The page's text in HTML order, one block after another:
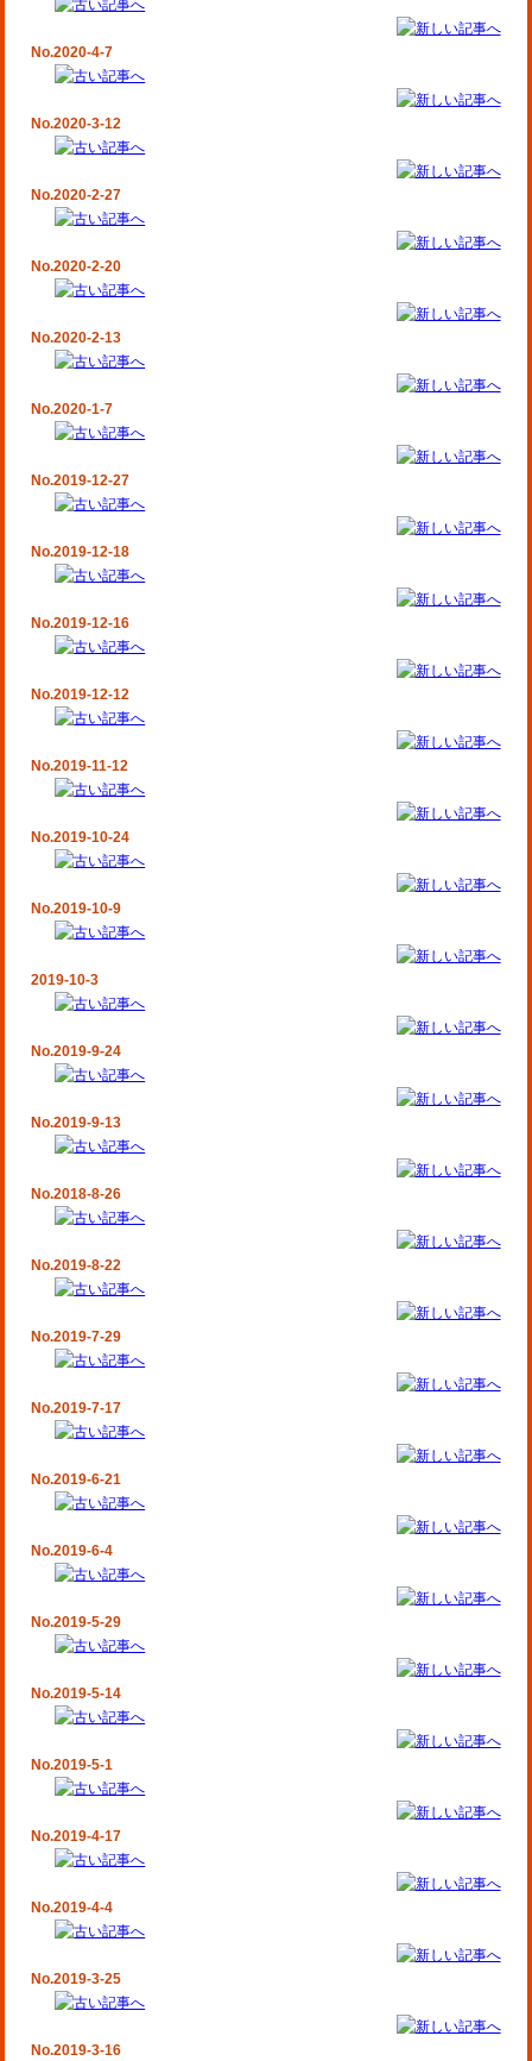
No.2020-4-7
No.2020-3-12
No.2020-2-27
No.2020-2-20
No.2020-2-13
No.2020-1-7
No.2019-12-27
No.2019-12-18
No.2019-12-16
No.2019-12-12
No.2019-11-12
No.2019-10-24
No.2019-10-9
2019-10-3
No.2019-9-24
No.2019-9-13
No.2018-8-26
No.2019-8-22
No.2019-7-29
No.2019-7-17
No.2019-6-21
No.2019-6-4
No.2019-5-29
No.2019-5-14
No.2019-5-1
No.2019-4-17
No.2019-4-4
No.2019-3-25
No.2019-3-16